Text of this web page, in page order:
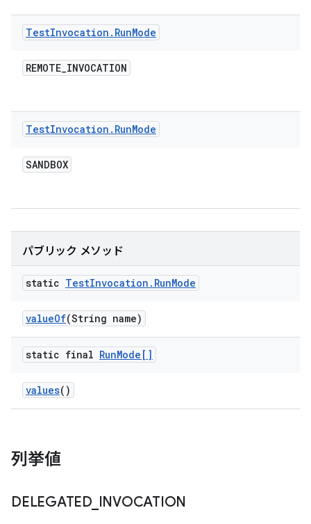
TestInvocation . RunMode
REMOTE_INVOCATION
TestInvocation . RunMode
SANDBOX
パブリック メソッド
static TestInvocation . RunMode
valueOf(String name)
static final RunMode[]
values()
列挙値
DELEGATED_ INVOCATION